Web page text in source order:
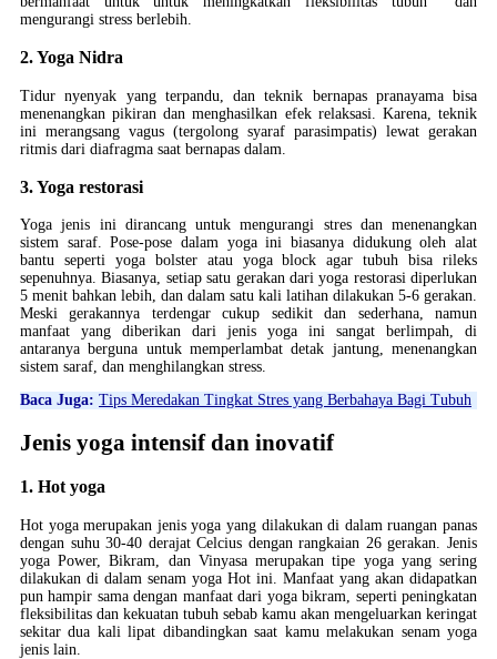
mengurangi stress berlebih.
2. Yoga Nidra
Tidur nyenyak yang terpandu, dan teknik bernapas pranayama bisa
menenangkan pikiran dan menghasilkan efek relaksasi. Karena, teknik
ini merangsang vagus (tergolong syaraf parasimpatis) lewat gerakan
ritmis dari diafragma saat bernapas dalam.
3. Yoga restorasi
Yoga jenis ini dirancang untuk mengurangi stres dan menenangkan
sistem saraf. Pose-pose dalam yoga ini biasanya didukung oleh alat
bantu seperti yoga bolster atau yoga block agar tubuh bisa rileks
sepenuhnya. Biasanya, setiap satu gerakan dari yoga restorasi diperlukan
5 menit bahkan lebih, dan dalam satu kali latihan dilakukan 5-6 gerakan.
Meski gerakannya terdengar cukup sedikit dan sederhana, namun
manfaat yang diberikan dari jenis yoga ini sangat berlimpah, di
antaranya berguna untuk memperlambat detak jantung, menenangkan
sistem saraf, dan menghilangkan stress.
Baca Juga: Tips Meredakan Tingkat Stres yang Berbahaya Bagi Tubuh
Jenis yoga intensif dan inovatif
1. Hot yoga
Hot yoga merupakan jenis yoga yang dilakukan di dalam ruangan panas
dengan suhu 30-40 derajat Celcius dengan rangkaian 26 gerakan. Jenis
yoga Power, Bikram, dan Vinyasa merupakan tipe yoga yang sering
dilakukan di dalam senam yoga Hot ini. Manfaat yang akan didapatkan
pun hampir sama dengan manfaat dari yoga bikram, seperti peningkatan
fleksibilitas dan kekuatan tubuh sebab kamu akan mengeluarkan keringat
sekitar dua kali lipat dibandingkan saat kamu melakukan senam yoga
jenis lain.